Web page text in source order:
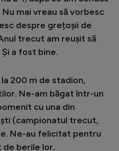
Nu mai vreau să vorbesc
despre grețoșii de
trecut am reușit să
a fost bine.
200 m de stadion,
Ne-am băgat într-un
cu una din
(campionatul trecut,
Ne-au felicitat pentru
de berile lor.